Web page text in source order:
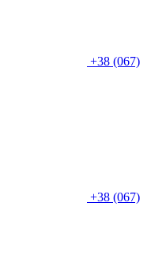
+38 (067)
+38 (067)